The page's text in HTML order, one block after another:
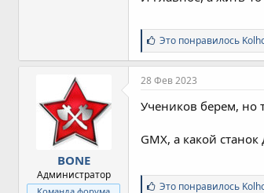
С
и
м
п
т
и
:
Это понравилось
BONE
Администратор
28 Фев 2023
Учеников берем, но
GMX, а какой
С
Это понравилось